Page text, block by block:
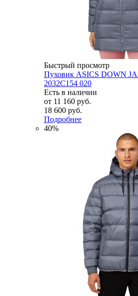
Быстрый просмотр
Пуховик ASICS DOWN
2032C154 020
Есть в наличии
от 11 160 руб.
18 600 руб.
Подробнее
40%